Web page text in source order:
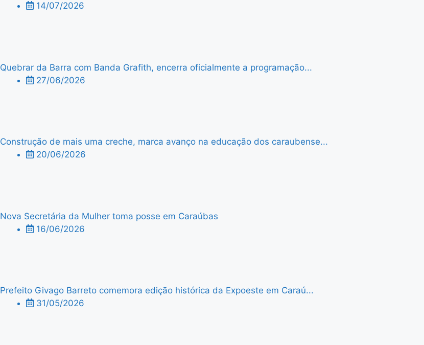
14/07/2026
Quebrar da Barra com Banda Grafith, encerra oficialmente a programação...
27/06/2026
Construção de mais uma creche, marca avanço na educação dos caraubense...
20/06/2026
Nova Secretária da Mulher toma posse em Caraúbas
16/06/2026
Prefeito Givago Barreto comemora edição histórica da Expoeste em Caraú...
31/05/2026